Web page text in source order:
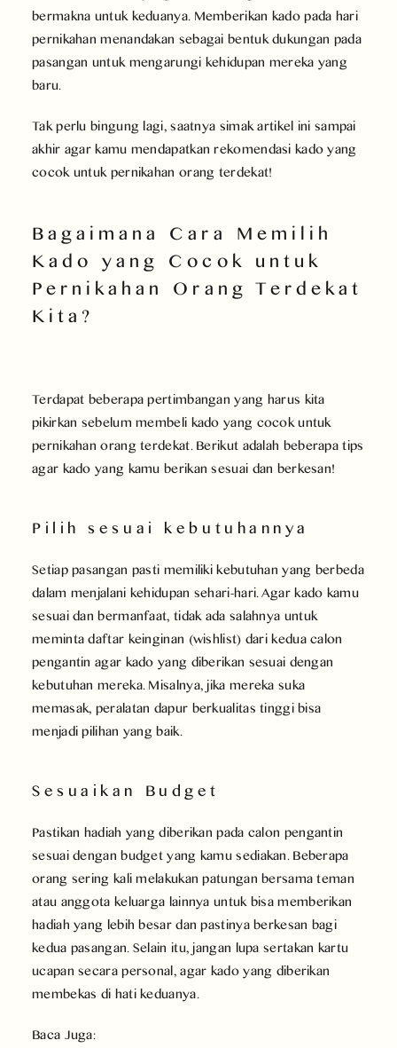
bermakna untuk keduanya. Memberikan kado pada hari
pernikahan menandakan sebagai bentuk dukungan pada
pasangan untuk mengarungi kehidupan mereka yang
baru.
Tak perlu bingung lagi, saatnya simak artikel ini sampai
akhir agar kamu mendapatkan rekomendasi kado yang
cocok untuk pernikahan orang terdekat!
Bagaimana Cara Memilih
Kado yang Cocok untuk
Pernikahan Orang Terdekat
Kita?
Terdapat beberapa pertimbangan yang harus kita
pikirkan sebelum membeli kado yang cocok untuk
pernikahan orang terdekat. Berikut adalah beberapa tips
agar kado yang kamu berikan sesuai dan berkesan!
Pilih sesuai kebutuhannya
Setiap pasangan pasti memiliki kebutuhan yang berbeda
dalam menjalani kehidupan sehari-hari. Agar kado kamu
sesuai dan bermanfaat, tidak ada salahnya untuk
meminta daftar keinginan (wishlist) dari kedua calon
pengantin agar kado yang diberikan sesuai dengan
kebutuhan mereka. Misalnya, jika mereka suka
memasak, peralatan dapur berkualitas tinggi bisa
menjadi pilihan yang baik.
Sesuaikan Budget
Pastikan hadiah yang diberikan pada calon pengantin
sesuai dengan budget yang kamu sediakan. Beberapa
orang sering kali melakukan patungan bersama teman
atau anggota keluarga lainnya untuk bisa memberikan
hadiah yang lebih besar dan pastinya berkesan bagi
kedua pasangan. Selain itu, jangan lupa sertakan kartu
ucapan secara personal, agar kado yang diberikan
membekas di hati keduanya.
Baca Juga: